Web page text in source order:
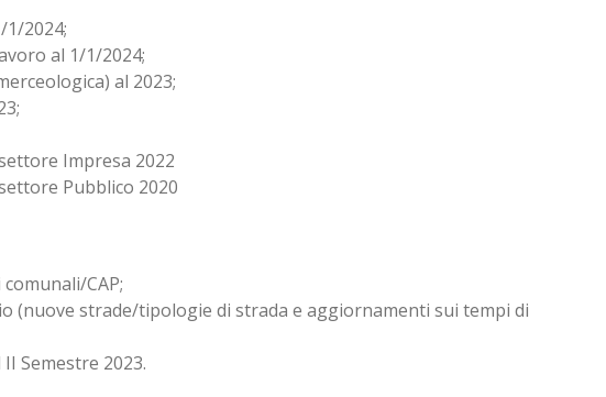
2024;
al 1/1/2024;
al 2023;
Impresa 2022
Pubblico 2020
CAP;
(nuove strade/tipologie di strada e aggiornamenti sui tempi di
Semestre 2023.